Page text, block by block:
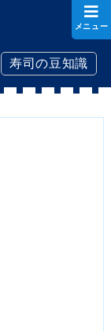
寿司の豆知識
メニュー